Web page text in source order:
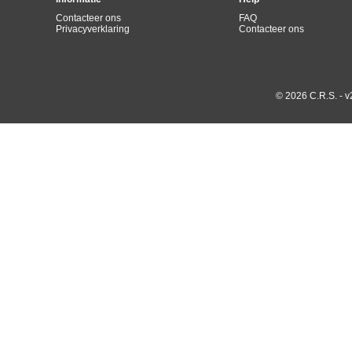
Contacteer ons
Privacyverklaring
FAQ
Contacteer ons
© 2026 C.R.S. -